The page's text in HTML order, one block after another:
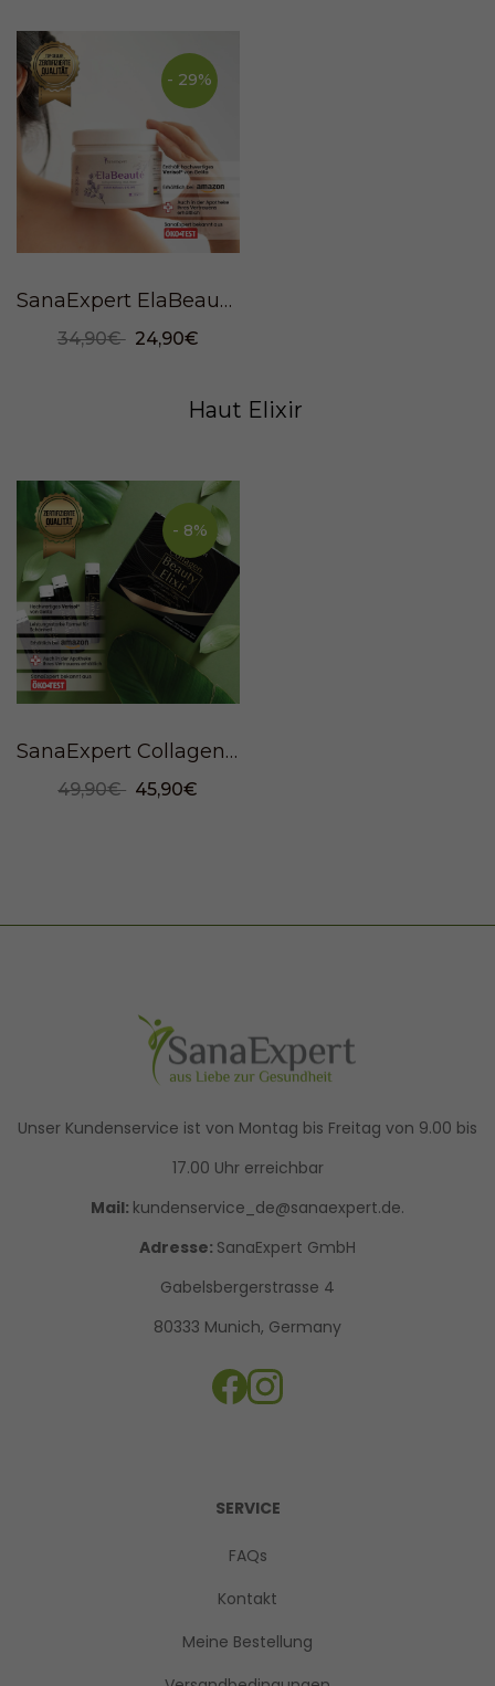
- 29%
SanaExpert ElaBeauté, collagen, 150 grams
34,90€ 24,90€
Haut Elixir
- 8%
SanaExpert Collagen Beauty Elixir, 750ml
49,90€ 45,90€
Unser Kundenservice ist von Montag bis Freitag von 9.00 bis
17.00 Uhr erreichbar
Mail: kundenservice_de@sanaexpert.de.
Adresse: SanaExpert GmbH
Gabelsbergerstrasse 4
80333 Munich, Germany
SERVICE
FAQs
Kontakt
Meine Bestellung